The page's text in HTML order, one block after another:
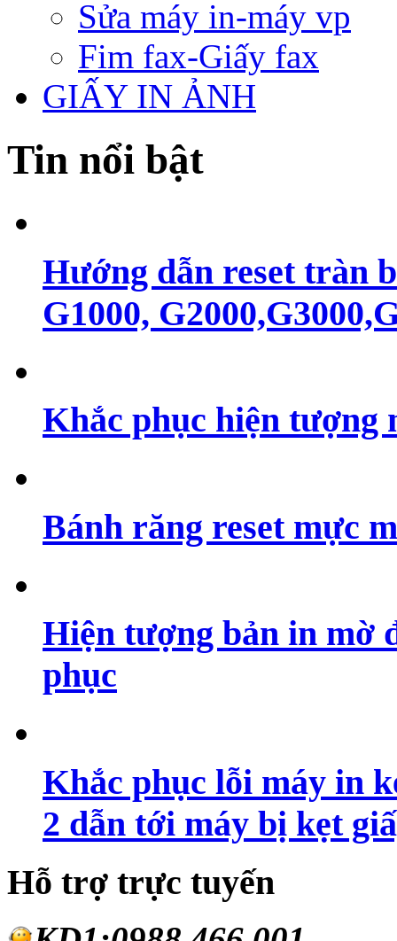
Sửa máy in-máy vp
Fim fax-Giấy fax
GIẤY IN ẢNH
Tin nổi bật
Hướng dẫn reset tràn
G1000,
Khắc phục hiện tượng
Bánh răng reset mực
Hiện tượng bản in mờ
phục
Khắc phục lỗi máy in
2 dẫn tới máy bị kẹt
Hỗ trợ trực tuyến